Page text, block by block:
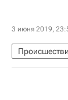
3 июня 2019,